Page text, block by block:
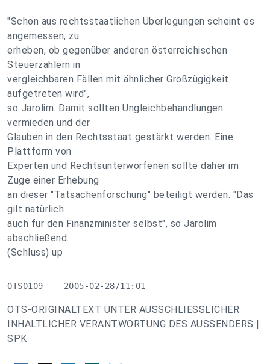
"Schon aus rechtsstaatlichen Überlegungen scheint es
angemessen, zu
erheben, ob gegenüber anderen österreichischen
Steuerzahlern in
vergleichbaren Fällen mit ähnlicher Großzügigkeit
aufgetreten wird",
so Jarolim. Damit sollten Ungleichbehandlungen
vermieden und der
Glauben in den Rechtsstaat gestärkt werden. Eine
Plattform von
Experten und Rechtsunterworfenen sollte daher im
Zuge einer Erhebung
an dieser "Tatsachenforschung" beteiligt werden. "Das
gilt natürlich
auch für den Finanzminister selbst", so Jarolim
abschließend.
(Schluss) up
OTS0109    2005-02-28/11:01
OTS-ORIGINALTEXT UNTER AUSSCHLIESSLICHER
INHALTLICHER VERANTWORTUNG DES AUSSENDERS |
SPK